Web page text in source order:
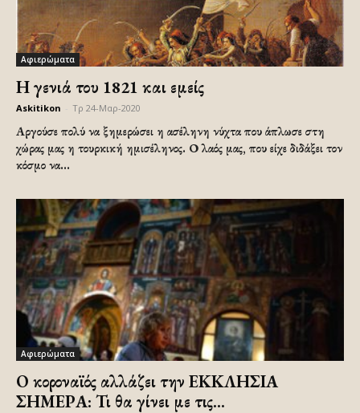
Αφιερώματα
Η γενιά του 1821 και εμείς
Askitikon Τρ 24-Μαρ-2020
Αργούσε πολύ να ξημερώσει η ασέληνη νύχτα που άπλωσε στη
χώρας μας η τουρκική ημισέληνος. Ο λαός μας, που είχε διδάξει τον
κόσμο να...
Αφιερώματα
Ο κοροναϊός αλλάζει την ΕΚΚΛΗΣΙΑ
ΣΗΜΕΡΑ: Τι θα γίνει με τις...